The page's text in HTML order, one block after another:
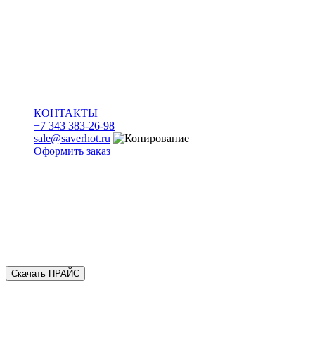
КОНТАКТЫ
+7 343 383-26-98
sale@saverhot.ru
Оформить заказ
Скачать ПРАЙС